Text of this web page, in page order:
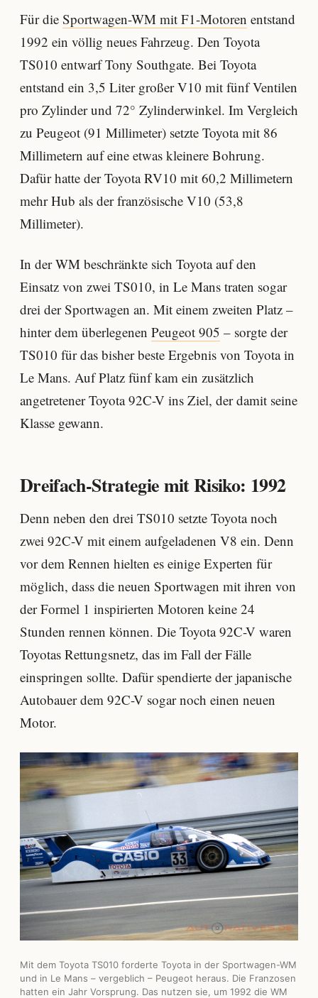
Für die Sportwagen-WM mit F1-Motoren entstand
1992 ein völlig neues Fahrzeug. Den Toyota
TS010 entwarf Tony Southgate. Bei Toyota
entstand ein 3,5 Liter großer V10 mit fünf Ventilen
pro Zylinder und 72° Zylinderwinkel. Im Vergleich
zu Peugeot (91 Millimeter) setzte Toyota mit 86
Millimetern auf eine etwas kleinere Bohrung.
Dafür hatte der Toyota RV10 mit 60,2 Millimetern
mehr Hub als der französische V10 (53,8
Millimeter).
In der WM beschränkte sich Toyota auf den
Einsatz von zwei TS010, in Le Mans traten sogar
drei der Sportwagen an. Mit einem zweiten Platz –
hinter dem überlegenen Peugeot 905 – sorgte der
TS010 für das bisher beste Ergebnis von Toyota in
Le Mans. Auf Platz fünf kam ein zusätzlich
angetretener Toyota 92C-V ins Ziel, der damit seine
Klasse gewann.
Dreifach-Strategie mit Risiko: 1992
Denn neben den drei TS010 setzte Toyota noch
zwei 92C-V mit einem aufgeladenen V8 ein. Denn
vor dem Rennen hielten es einige Experten für
möglich, dass die neuen Sportwagen mit ihren von
der Formel 1 inspirierten Motoren keine 24
Stunden rennen können. Die Toyota 92C-V waren
Toyotas Rettungsnetz, das im Fall der Fälle
einspringen sollte. Dafür spendierte der japanische
Autobauer dem 92C-V sogar noch einen neuen
Motor.
Mit dem Toyota TS010 forderte Toyota in der Sportwagen-WM
und in Le Mans – vergeblich – Peugeot heraus. Die Franzosen
hatten ein Jahr Vorsprung. Das nutzen sie, um 1992 die WM